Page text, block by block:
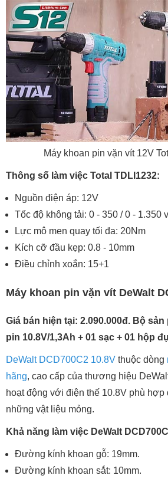
Máy khoan pin vặn vít 12V
Thông số làm việc Total TDLI1232:
Nguồn điện áp: 12V
Tốc độ không tải: 0 - 350 / 0 - 1.350
Lực mô men quay tối đa: 20Nm
Kích cỡ đầu kẹp: 0.8 - 10mm
Điều chỉnh xoắn: 15+1
Máy khoan pin vặn vít DeWalt
Giá bán hiện tại: 2.090.000đ. Bộ
pin 10.8V/1,3Ah + 01 sạc + 01 hộp
DeWalt DCD700C2 10.8V thuộc dòng
hãng, cao cấp của thương hiệu
hoạt động với điện thế 10.8V phù hợp
những vật liệu mỏng.
Khả năng làm việc DeWalt
Đường kính khoan gỗ: 19mm.
Đường kính khoan sắt: 10mm.